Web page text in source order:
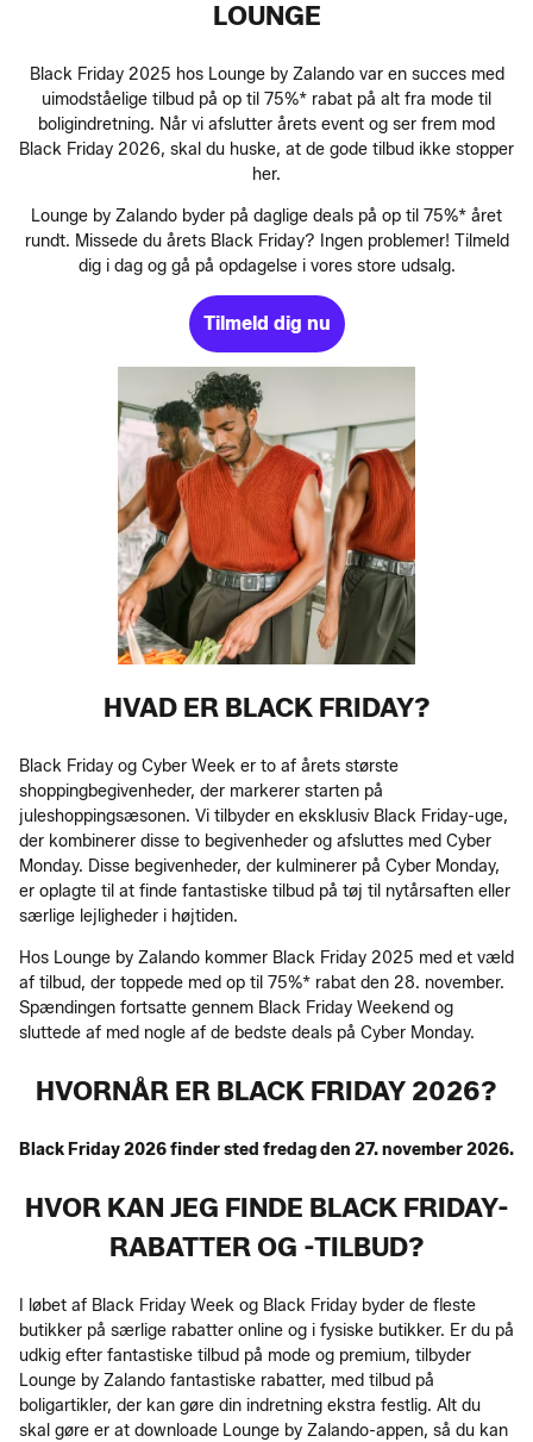
LOUNGE
Black Friday 2025 hos Lounge by Zalando var en succes med
uimodståelige tilbud på op til 75%* rabat på alt fra mode til
boligindretning. Når vi afslutter årets event og ser frem mod
Black Friday 2026, skal du huske, at de gode tilbud ikke stopper
her.
Lounge by Zalando byder på daglige deals på op til 75%* året
rundt. Missede du årets Black Friday? Ingen problemer! Tilmeld
dig i dag og gå på opdagelse i vores store udsalg.
Tilmeld dig nu
HVAD ER BLACK FRIDAY?
Black Friday og Cyber Week er to af årets største
shoppingbegivenheder, der markerer starten på
juleshoppingsæsonen. Vi tilbyder en eksklusiv Black Friday-uge,
der kombinerer disse to begivenheder og afsluttes med Cyber
Monday. Disse begivenheder, der kulminerer på Cyber Monday,
er oplagte til at finde fantastiske tilbud på tøj til nytårsaften eller
særlige lejligheder i højtiden.
Hos Lounge by Zalando kommer Black Friday 2025 med et væld
af tilbud, der toppede med op til 75%* rabat den 28. november.
Spændingen fortsatte gennem Black Friday Weekend og
sluttede af med nogle af de bedste deals på Cyber Monday.
HVORNÅR ER BLACK FRIDAY 2026?
Black Friday 2026 finder sted fredag den 27. november 2026.
HVOR KAN JEG FINDE BLACK FRIDAY-
RABATTER OG -TILBUD?
I løbet af Black Friday Week og Black Friday byder de fleste
butikker på særlige rabatter online og i fysiske butikker. Er du på
udkig efter fantastiske tilbud på mode og premium, tilbyder
Lounge by Zalando fantastiske rabatter, med tilbud på
boligartikler, der kan gøre din indretning ekstra festlig. Alt du
skal gøre er at downloade Lounge by Zalando-appen, så du kan